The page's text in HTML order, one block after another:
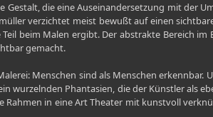
Gestalt, die eine Auseinandersetzung mit der
verzichtet meist bewußt auf einen
beim Malen ergibt. Der abstrakte Bereich
gemacht.
Menschen sind als Menschen erkennbar.
wurzelnden Phantasien, die der Künstler als
Rahmen in eine Art Theater mit kunstvoll